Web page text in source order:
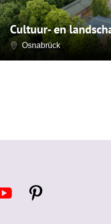
Cultuur- en
Osnabrück
P